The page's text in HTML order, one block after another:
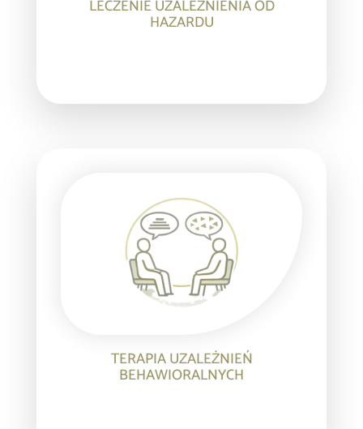
LECZENIE UZALEŻNIENIA OD
HAZARDU
TERAPIA UZALEŻNIEŃ
BEHAWIORALNYCH